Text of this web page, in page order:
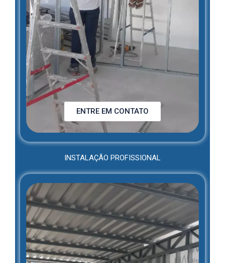
ENTRE EM CONTATO
INSTALAÇÃO PROFISSIONAL